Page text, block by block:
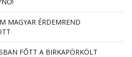
MAGYAR ÉRDEMREND
FŐTT A BIRKAPÖRKÖLT